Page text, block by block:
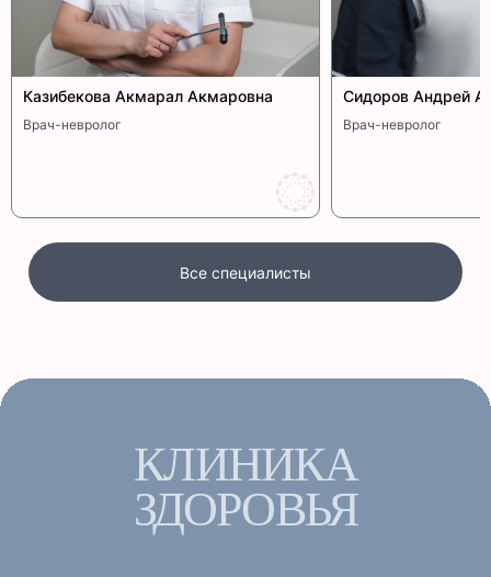
Казибекова Акмарал Акмаровна
Врач-невролог
Сидоров Андрей
Врач-невролог
Все специалисты
КЛИНИКА
ЗДОРОВЬЯ